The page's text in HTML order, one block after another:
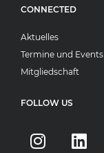
CONNECTED
Aktuelles
Termine und Events
Mitgliedschaft
FOLLOW US